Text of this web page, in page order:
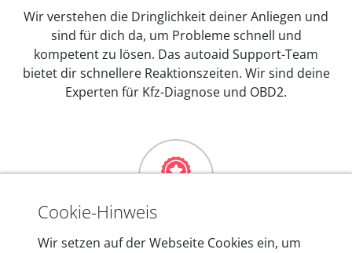
Wir verstehen die Dringlichkeit deiner Anliegen und
sind für dich da, um Probleme schnell und
kompetent zu lösen. Das autoaid Support-Team
bietet dir schnellere Reaktionszeiten. Wir sind deine
Experten für Kfz-Diagnose und OBD2.
Mehr als 10 Jahre Erfahrung
Cookie-Hinweis
Wir setzen auf der Webseite Cookies ein, um